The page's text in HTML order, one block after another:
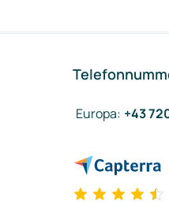
Europa: +43